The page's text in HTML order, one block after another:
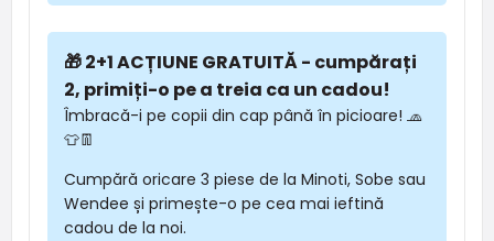
🎁 2+1 ACȚIUNE GRATUITĂ - cumpărați
2, primiți-o pe a treia ca un cadou!
Îmbracă-i pe copii din cap până în picioare! 🧢
👕👖
Cumpără oricare 3 piese de la Minoti, Sobe sau
Wendee și primește-o pe cea mai ieftină
cadou de la noi.